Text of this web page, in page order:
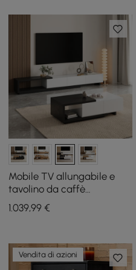
Mobile TV allungabile e
tavolino da caffè
minimalista Quoint
1.039,99 €
Vendita di azioni